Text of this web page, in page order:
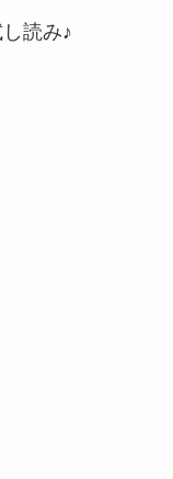
読み♪